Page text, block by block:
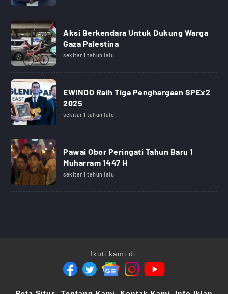
Aksi Berkendara Untuk Dukung Warga
Gaza Palestina
sekitar 1 tahun lalu
EWINDO Raih Tiga Penghargaan SPEx2
2025
sekitar 1 tahun lalu
Pawai Obor Peringati Tahun Baru 1
Muharram 1447 H
sekitar 1 tahun lalu
Ikuti kami di: